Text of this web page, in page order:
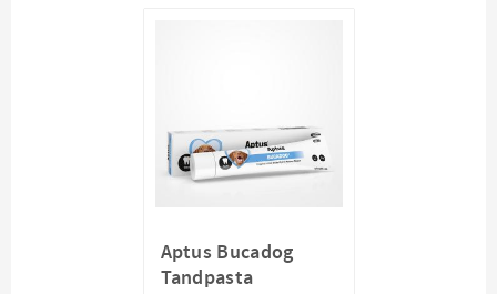
Aptus Bucadog
Tandpasta